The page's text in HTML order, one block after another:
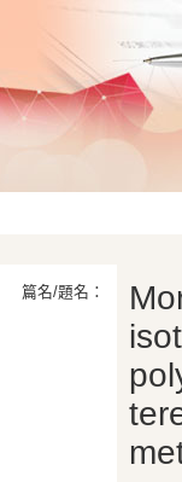
篇名/題名：